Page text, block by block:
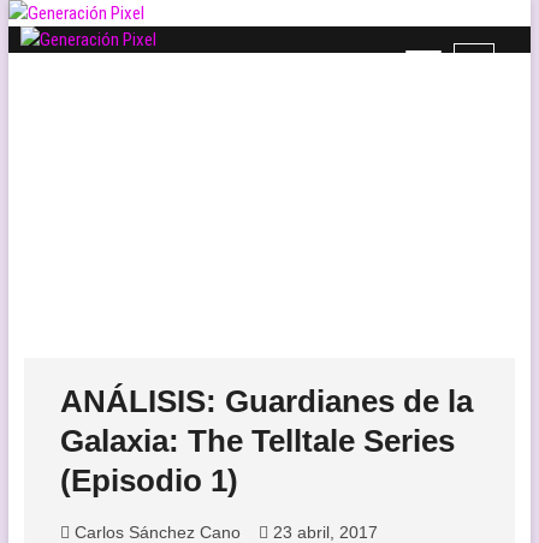
Saltar
B
ANÁLISIS: Guardianes de la
Galaxia: The Telltale Series
(Episodio 1)
Carlos Sánchez Cano 23 abril, 2017